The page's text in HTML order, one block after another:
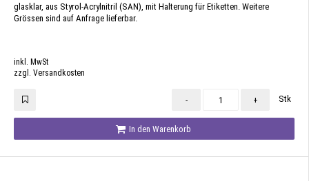
glasklar, aus Styrol-Acrylnitril (SAN), mit Halterung für Etiketten. Weitere
Grössen sind auf Anfrage lieferbar.
inkl. MwSt
zzgl. Versandkosten
- + Stk
In den Warenkorb